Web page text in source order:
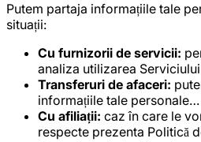
Putem partaja informațiile tale
situații:
Cu furnizorii de servicii:
analiza utilizarea
Transferuri de afaceri:
informațiile tale personale…
Cu afiliații: caz în care le
respecte prezenta Politică